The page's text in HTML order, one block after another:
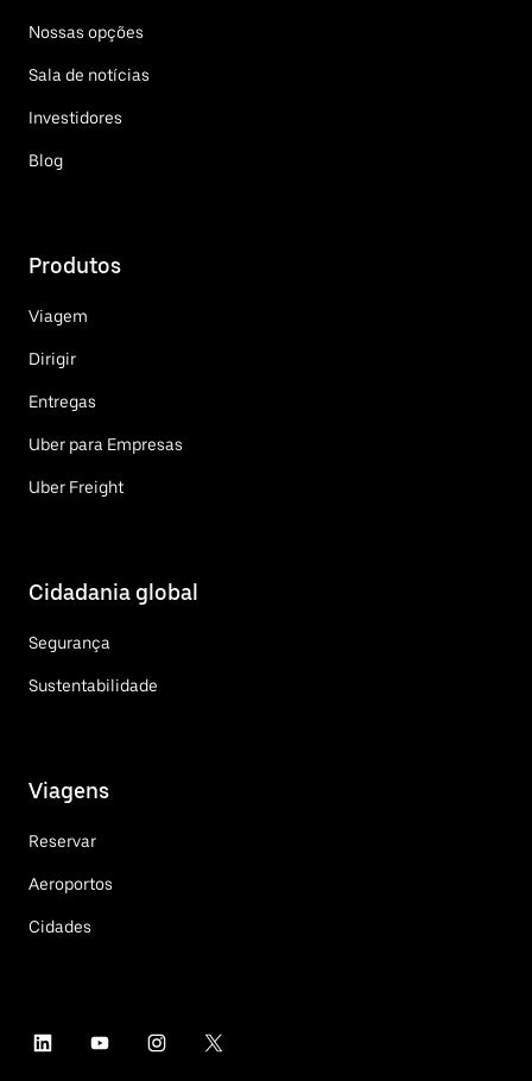
Nossas opções
Sala de notícias
Investidores
Blog
Produtos
Viagem
Dirigir
Entregas
Uber para Empresas
Uber Freight
Cidadania global
Segurança
Sustentabilidade
Viagens
Reservar
Aeroportos
Cidades